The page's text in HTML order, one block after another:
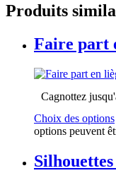
Produits
Faire part
Cagnottez
Choix des options
options peuvent